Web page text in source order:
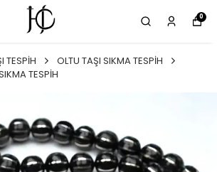
0
TESPİH
OLTU TAŞI SIKMA TESPİH
TESPİH